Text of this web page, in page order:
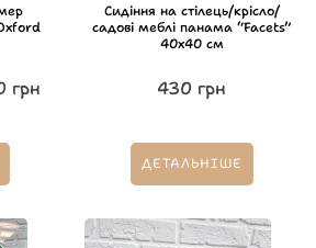
грн
Сидіння на стілець/крісло/
садові меблі панама “Facets”
40х40 см
430 грн
ДЕТАЛЬНІШЕ